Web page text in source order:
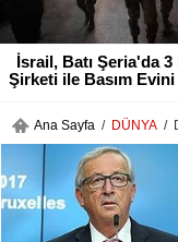
İsrail, Batı Şeria'da 3
Şirketi ile Basım Evini
Ana Sayfa / DÜNYA /